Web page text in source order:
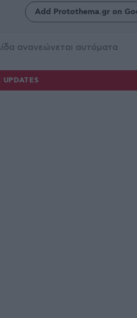
Add Protothema.gr on
ανανεώνεται αυτόματα
UPDATES